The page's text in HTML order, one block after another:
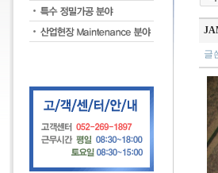
글